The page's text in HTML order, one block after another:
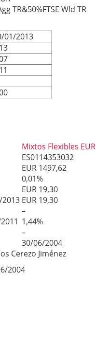
TR&50%FTSE Wld TR
01/2013
Mixtos Flexibles EUR
ES0114353032
EUR 1497,62
0,01%
EUR 19,30
EUR 19,30
–
1,44%
–
30/06/2004
Jiménez